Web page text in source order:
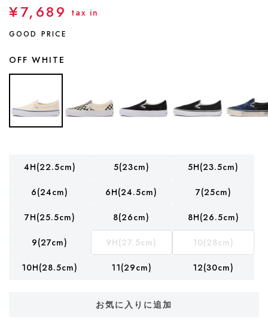
¥7,689 tax in
GOOD PRICE
OFF WHITE
4H(22.5cm) 5(23cm) 5H(23.5cm)
6(24cm) 6H(24.5cm) 7(25cm)
7H(25.5cm) 8(26cm) 8H(26.5cm)
9(27cm) 9H(27.5cm) 10(28cm)
10H(28.5cm) 11(29cm) 12(30cm)
お気に入りに追加